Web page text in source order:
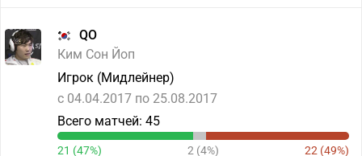
QO
Ким Сон Йоп
Игрок (Мидлейнер)
c 04.04.2017 по 25.08.2017
Всего матчей: 45
21 (47%) 2 (4%) 22 (49%)